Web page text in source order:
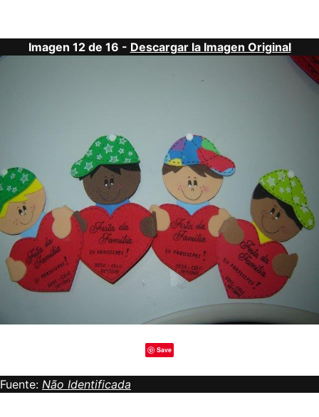
Imagen 12 de 16 - Descargar la Imagen Original
Save
Fuente: Não Identificada